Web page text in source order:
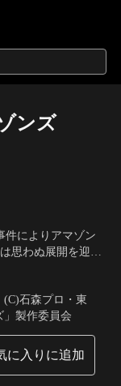
ンズ
件によりアマゾン
思わぬ展開を迎え
ゾンとして蘇った
石森プロ・東
製作委員会
に入りに追加